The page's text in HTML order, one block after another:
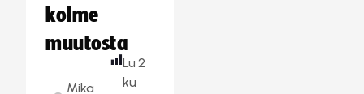
kolme
muutosta
Mika
Lu
ku
2